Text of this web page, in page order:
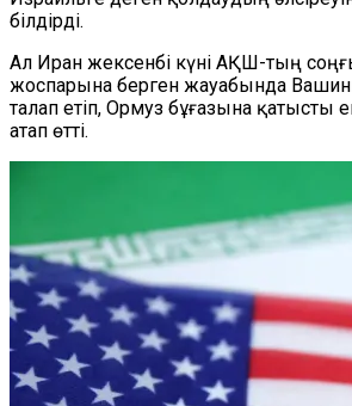
білдірді.
Ал Иран жексенбі күні АҚШ-тың
жоспарына берген жауабында
талап етіп, Ормуз бұғазына қатысты
атап өтті.